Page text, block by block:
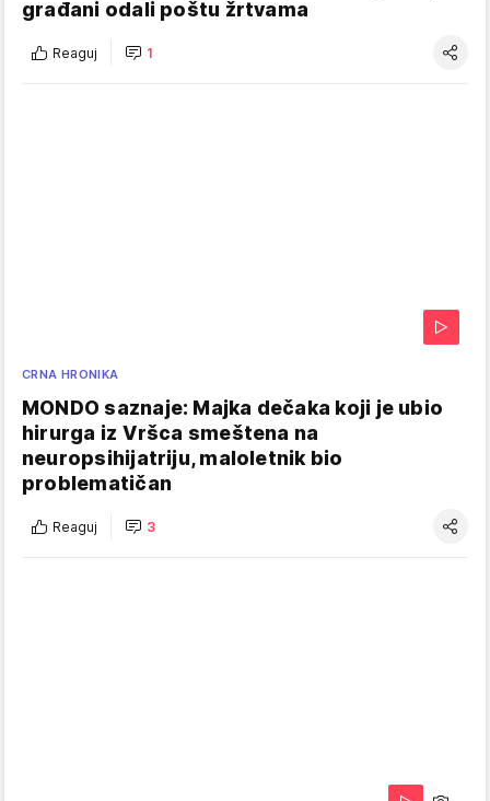
građani odali poštu žrtvama
Reaguj 1
CRNA HRONIKA
MONDO saznaje: Majka dečaka koji je ubio
hirurga iz Vršca smeštena na
neuropsihijatriju, maloletnik bio
problematičan
Reaguj 3